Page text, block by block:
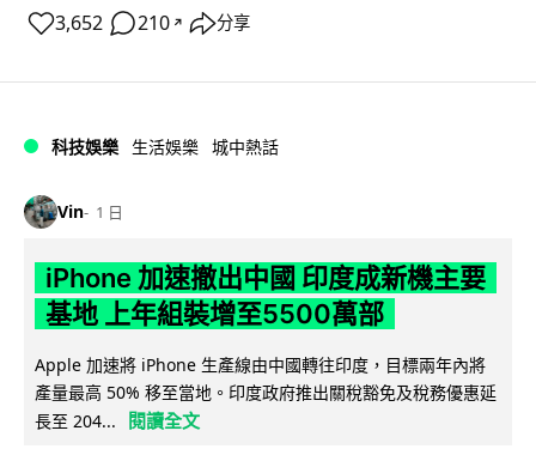
3,652 210 ↗ 分享
科技娛樂 生活娛樂 城中熱話
Vin 1 日
iPhone 加速撤出中國 印度成新機主要
基地 上年組裝增至5500萬部
Apple 加速將 iPhone 生產線由中國轉往印度，目標兩年內將
產量最高 50% 移至當地。印度政府推出關稅豁免及稅務優惠延
長至 204...
閱讀全文